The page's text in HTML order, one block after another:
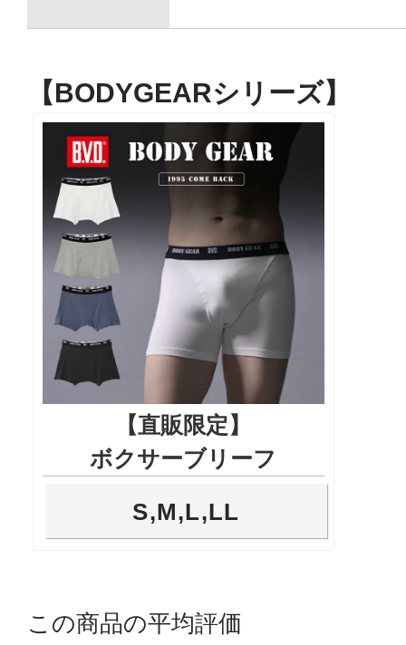
【BODYGEARシリーズ】
【直販限定】
ボクサーブリーフ
S,M,L,LL